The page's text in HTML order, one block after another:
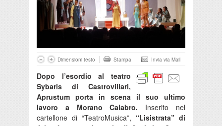
Dimensioni testo Stampa Invia via Mail
Dopo l’esordio al teatro
Sybaris di Castrovillari,
Aprustum porta in scena il suo ultimo
lavoro a Morano Calabro. Inserito nel
cartellone di “TeatroMusica”, “Lisistrata” di